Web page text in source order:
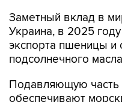
Заметный вклад в
Украина, в 2025
экспорта пшеницы
подсолнечного
Подавляющую часть
обеспечивают